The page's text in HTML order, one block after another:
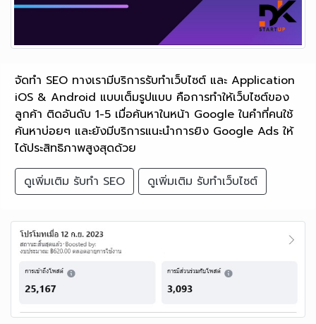
จัดทำ SEO ทางเรามีบริการรับทำเว็บไซต์ และ Application
iOS & Android แบบเต็มรูปแบบ คือการทำให้เว็บไซต์ของ
ลูกค้า ติดอันดับ 1-5 เมื่อค้นหาในหน้า Google ในคำที่คนใช้
ค้นหาบ่อยๆ และยังมีบริการแนะนำการยิง Google Ads ให้
ได้ประสิทธิภาพสูงสุดด้วย
ดูเพิ่มเติม รับทำ SEO
ดูเพิ่มเติม รับทำเว็บไซต์